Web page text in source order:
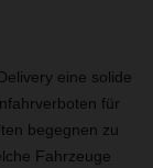
eine solide
für
begegnen zu
Fahrzeuge